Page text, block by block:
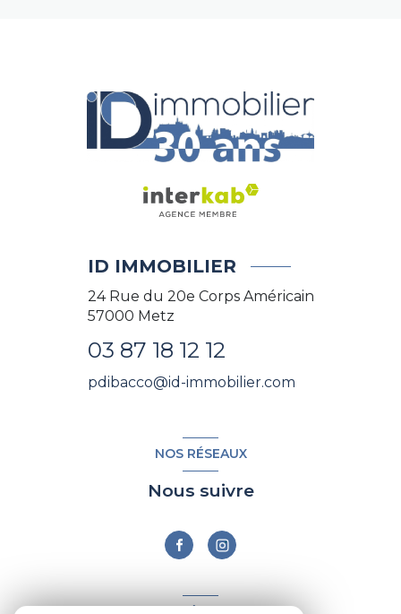
ID IMMOBILIER
24 Rue du 20e Corps Américain
57000 Metz
03 87 18 12 12
pdibacco@id-immobilier.com
NOS RÉSEAUX
Nous suivre